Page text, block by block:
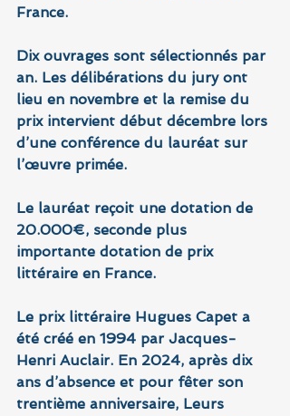
France.
Dix ouvrages sont sélectionnés par
an. Les délibérations du jury ont
lieu en novembre et la remise du
prix intervient début décembre lors
d’une conférence du lauréat sur
l’œuvre primée.
Le lauréat reçoit une dotation de
20.000€, seconde plus
importante dotation de prix
littéraire en France.
Le prix littéraire Hugues Capet a
été créé en 1994 par Jacques-
Henri Auclair. En 2024, après dix
ans d’absence et pour fêter son
trentième anniversaire, Leurs